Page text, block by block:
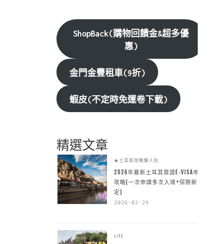
ShopBack(購物回饋金&超多優
惠)
金門金豐租車(9折)
蝦皮(不定時免運卷下載)
精選文章
★土耳其攻略懶人包
2026年最新土耳其簽證E-VISA申請
攻略(一次申請多次入境+保險新規
定)
2026-03-29
LIFE